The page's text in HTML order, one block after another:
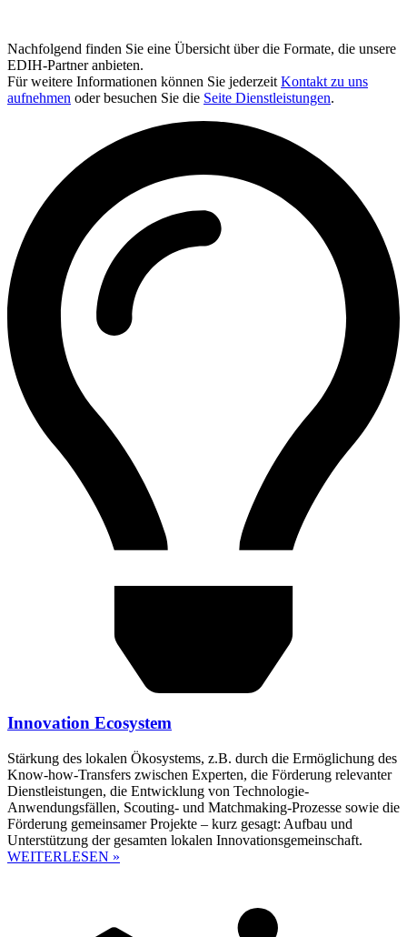
Nachfolgend finden Sie eine Übersicht über die Formate, die unsere
EDIH-Partner anbieten.
Für weitere Informationen können Sie jederzeit Kontakt zu uns
aufnehmen oder besuchen Sie die Seite Dienstleistungen.
Innovation Ecosystem
Stärkung des lokalen Ökosystems, z.B. durch die Ermöglichung des
Know-how-Transfers zwischen Experten, die Förderung relevanter
Dienstleistungen, die Entwicklung von Technologie-
Anwendungsfällen, Scouting- und Matchmaking-Prozesse sowie die
Förderung gemeinsamer Projekte – kurz gesagt: Aufbau und
Unterstützung der gesamten lokalen Innovationsgemeinschaft.
WEITERLESEN »